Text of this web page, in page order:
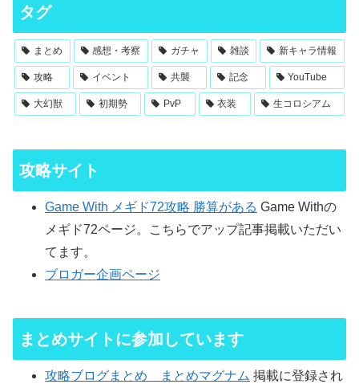
タグ
まとめ 感想・考察 ガチャ 雑談 新キャラ情報
攻略 イベント 共襲 記念 YouTube
大幻獣 初期勢 PvP 衣装 生コロシアム
攻略サイト
Game With メギド72攻略 勝算がある Game Withの
メギド72ページ。こちらでアップ記事掲載いただい
てます。
ブロガー企画ページ
まとめサイトに参加しています
攻略ブログまとめ まとめマグナム 掲載に登録され